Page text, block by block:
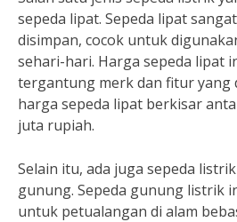
sepeda lipat. Sepeda lipat
disimpan, cocok untuk
sehari-hari. Harga sepeda lipat
tergantung merk dan fitur yang
harga sepeda lipat berkisar
juta rupiah.
Selain itu, ada juga sepeda
gunung. Sepeda gunung listrik
untuk petualangan di alam